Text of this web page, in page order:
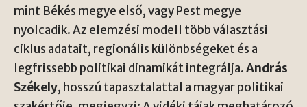
mint Békés megye első, vagy Pest megye
nyolcadik. Az elemzési modell több választási
ciklus adatait, regionális különbségeket és a
legfrissebb politikai dinamikát integrálja.András
Székely, hosszú tapasztalattal a magyar politikai